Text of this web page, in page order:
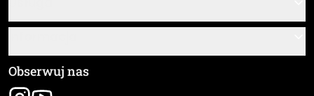
O nas
Przegląd materiałów
Śledzenie przesyłki
Ogólne Warunki Handlowe (OWH)
Dane firmy
Obserwuj nas